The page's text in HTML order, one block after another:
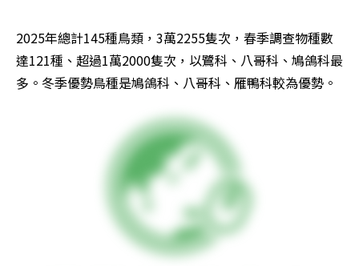
2025年總計145種鳥類，3萬2255隻次，春季調查物種數
達121種、超過1萬2000隻次，以鷺科、八哥科、鳩鴿科最
多。冬季優勢鳥種是鳩鴿科、八哥科、雁鴨科較為優勢。